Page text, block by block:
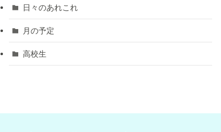
日々のあれこれ
月の予定
高校生